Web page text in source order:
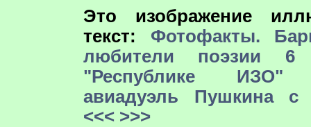
Это изображение
текст: Фотофакты.
любители поэзии
"Республике ИЗО"
авиадуэль Пушкина с
<<< >>>